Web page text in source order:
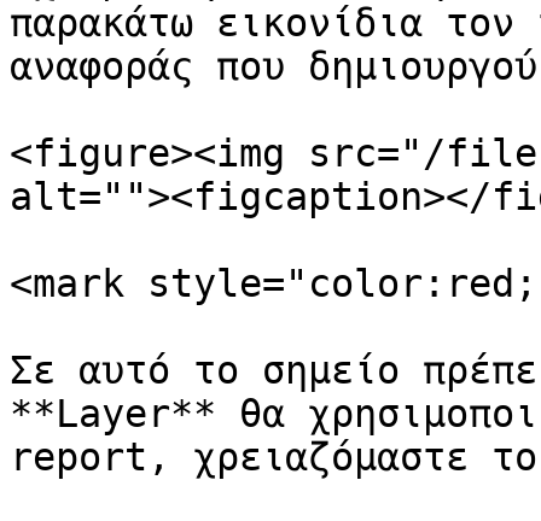
παρακάτω εικονίδια
αναφοράς που
<figure><img src="/files/
alt=""><figcaption></
<mark
Σε αυτό το σημείο
**Layer** θα
report, χρειαζόμαστε